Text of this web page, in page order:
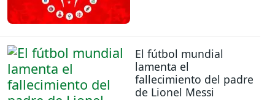
El fútbol mundial
lamenta el
fallecimiento del padre
de Lionel Messi